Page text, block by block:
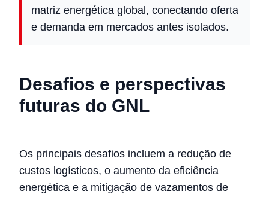
matriz energética global, conectando oferta
e demanda em mercados antes isolados.
Desafios e perspectivas
futuras do GNL
Os principais desafios incluem a redução de
custos logísticos, o aumento da eficiência
energética e a mitigação de vazamentos de